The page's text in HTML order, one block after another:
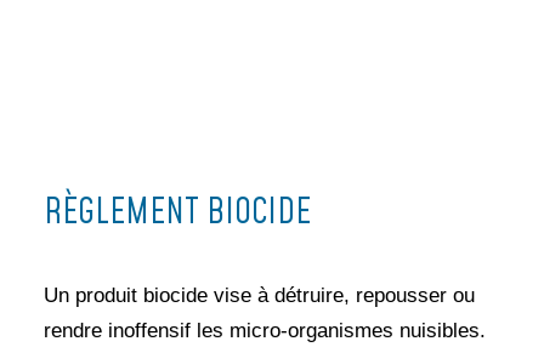
RÈGLEMENT BIOCIDE
Un produit biocide vise à détruire, repousser ou
rendre inoffensif les micro-organismes nuisibles.